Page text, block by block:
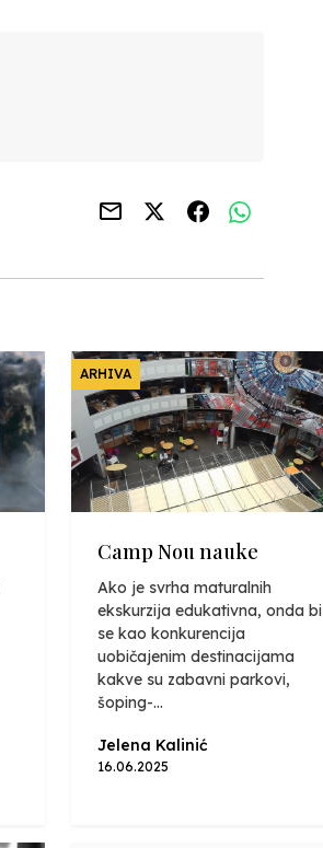
ARHIVA
Camp Nou nauke
Ako je svrha maturalnih
ekskurzija edukativna, onda bi
se kao konkurencija
uobičajenim destinacijama
kakve su zabavni parkovi,
šoping-...
Jelena Kalinić
16.06.2025